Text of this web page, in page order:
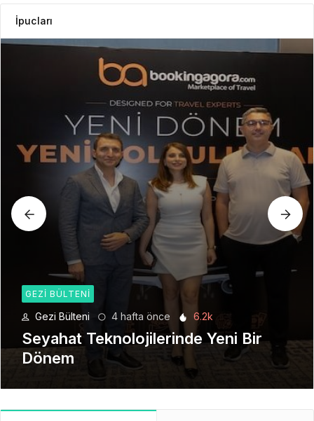
İpucları
GEZI BÜLTENI
Gezi Bülteni 4 hafta önce 6.2k
Seyahat Teknolojilerinde Yeni Bir
Dönem